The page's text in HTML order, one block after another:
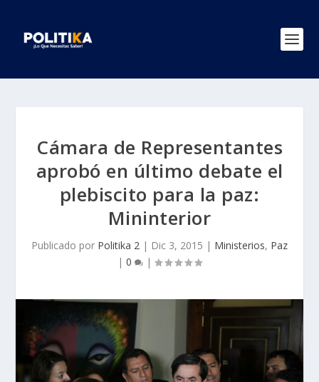
Cámara de Representantes
aprobó en último debate el
plebiscito para la paz:
Mininterior
Publicado por Politika 2 | Dic 3, 2015 | Ministerios, Paz
| 0 |